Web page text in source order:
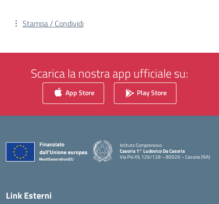
Stampa / Condividi
Scarica la nostra app ufficiale su:
App Store Play Store
Istituto Comprensivo
Casoria 1° Ludovico Da Casoria
Via Pio XII, 126/128 – 80026 – Casoria (NA)
Link Esterni